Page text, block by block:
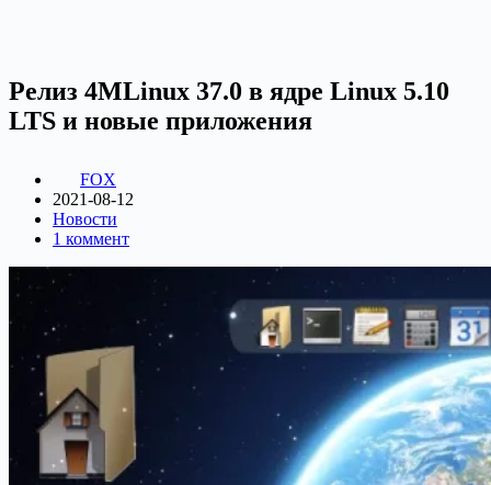
Релиз 4MLinux 37.0 в ядре Linux 5.10
LTS и новые приложения
FOX
2021-08-12
Новости
1 коммент